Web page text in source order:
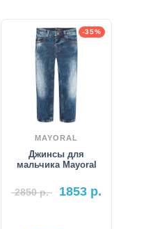
-35%
MAYORAL
Джинсы для
мальчика Mayoral
2850р. 1853 р.